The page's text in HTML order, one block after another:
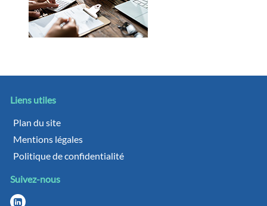
Liens utiles
Plan du site
Mentions légales
Politique de confidentialité
Suivez-nous